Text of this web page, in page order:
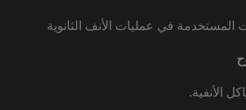
المستخدمة في عمليات الأنف الثانوية
الأنفية.